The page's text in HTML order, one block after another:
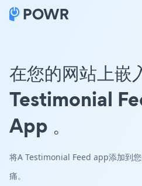
在您的网站上嵌
Testimonial
App 。
将A Testimonial Feed app添加到
痛。